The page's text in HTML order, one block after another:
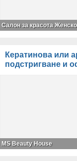
Салон за красота
Кератинова или
подстригване и
МS Beauty House